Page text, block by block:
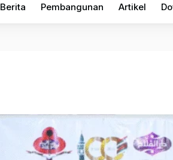
Berita Pembangunan Artikel